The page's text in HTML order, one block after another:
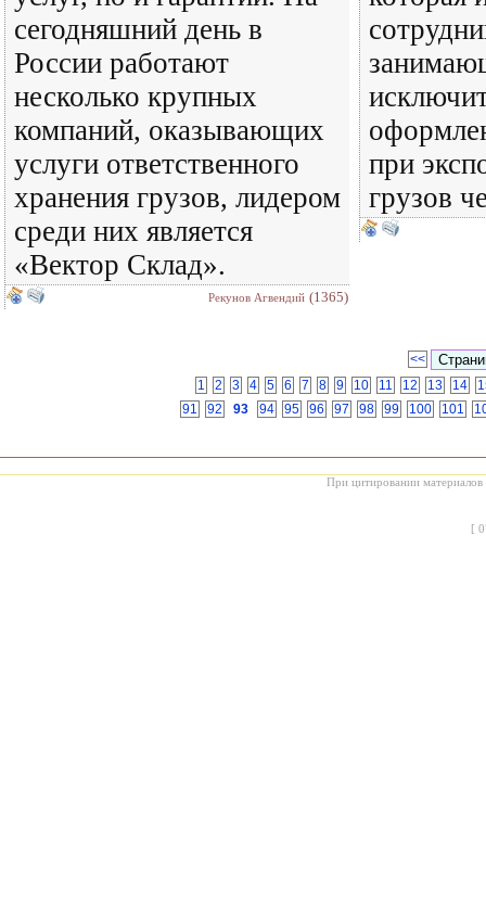
сегодняшний день в
России работают
несколько крупных
компаний, оказывающих
услуги ответственного
хранения грузов, лидером
среди них является
«Вектор Склад».
Рекунов Агвендий (1365)
при
грузов
<<
1
2 3 4 5 6 7 8 9 10 11 12 13 14
91
92 93 94 95 96 97 98 99 100 101
При цитировании материалов
[